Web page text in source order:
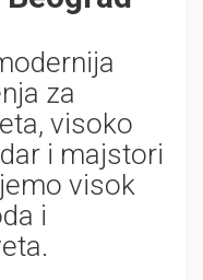
za
visoko
i majstori
visok
i